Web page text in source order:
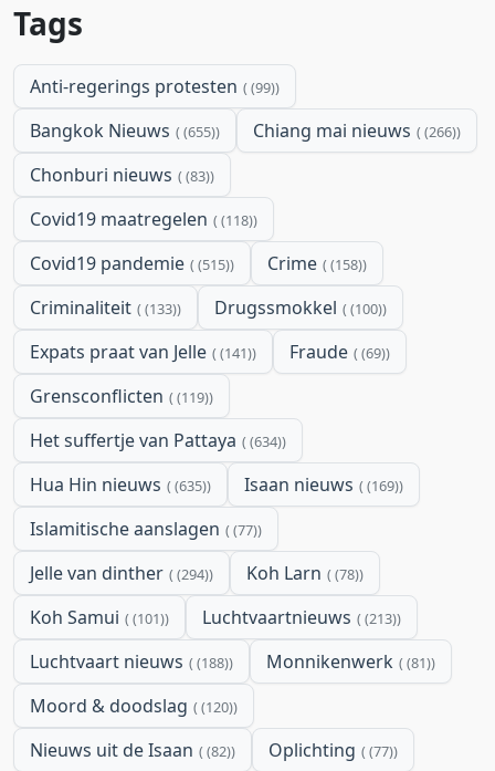
Tags
Anti-regerings protesten (99)
Bangkok Nieuws (655) Chiang mai nieuws (266)
Chonburi nieuws (83)
Covid19 maatregelen (118)
Covid19 pandemie (515) Crime (158)
Criminaliteit (133) Drugssmokkel (100)
Expats praat van Jelle (141) Fraude (69)
Grensconflicten (119)
Het suffertje van Pattaya (634)
Hua Hin nieuws (635) Isaan nieuws (169)
Islamitische aanslagen (77)
Jelle van dinther (294) Koh Larn (78)
Koh Samui (101) Luchtvaartnieuws (213)
Luchtvaart nieuws (188) Monnikenwerk (81)
Moord & doodslag (120)
Nieuws uit de Isaan (82) Oplichting (77)